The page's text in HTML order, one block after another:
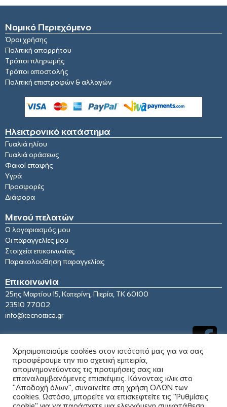
Νομικό Περιεχόμενο
Όροι χρήσης
Πολιτική απορρήτου
Τρόποι πληρωμής
Τρόποι αποστολής
Πολιτική επιστροφών & αλλαγών
Ηλεκτρονικό κατάστημα
Γυαλιά ηλίου
Γυαλιά οράσεως
Φακοί επαφής
Υγρά
Προσφορές
Διάφορα
Μενού πελατών
Ο λογαριασμός μου
Οι παραγγελίες μου
Στοιχεία επικοινωνίας
Παρακολούθηση παραγγελίας
Επικοινωνία
25ης Μαρτίου 15, Κατερίνη, Πιερία, ΤΚ 60100
23510 77002
info@tecnottica.gr
Χρησιμοποιούμε cookies στον ιστότοπό μας για να σας
προσφέρουμε την πιο σχετική εμπειρία,
απομνημονεύοντας τις προτιμήσεις σας και
επαναλαμβανόμενες επισκέψεις. Κάνοντας κλικ στο
"Αποδοχή όλων", συναινείτε στη χρήση ΟΛΩΝ των
cookies. Ωστόσο, μπορείτε να επισκεφτείτε τις "Ρυθμίσεις